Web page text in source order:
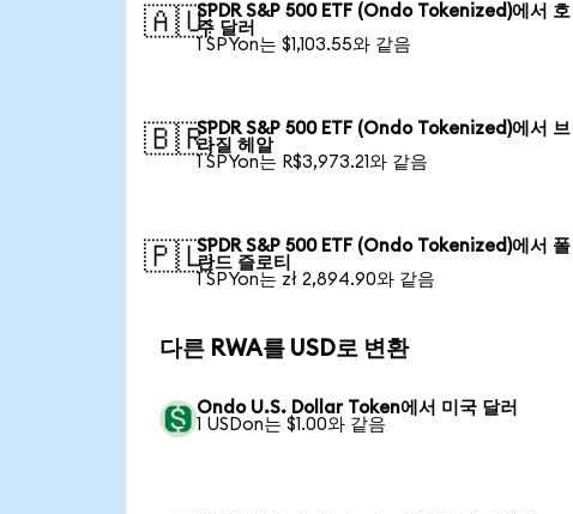
🇦🇺SPDR S&P 500 ETF (Ondo Tokenized)에서 호
주 달러
1 SPYon는 $1,103.55와 같음
🇧🇷SPDR S&P 500 ETF (Ondo Tokenized)에서 브
라질 헤알
1 SPYon는 R$3,973.21와 같음
🇵🇱SPDR S&P 500 ETF (Ondo Tokenized)에서 폴
란드 즐로티
1 SPYon는 zł 2,894.90와 같음
다른 RWA를 USD로 변환
Ondo U.S. Dollar Token에서 미국 달러
1 USDon는 $1.00와 같음